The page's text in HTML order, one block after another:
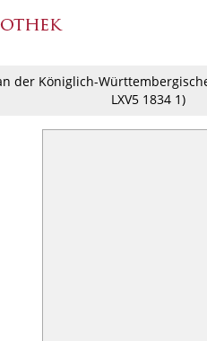
der Königlich-
LXV5 1834 1)